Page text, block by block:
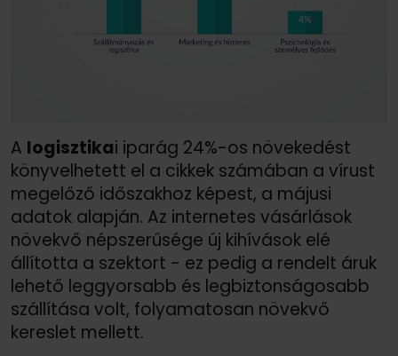
A logisztikai iparág 24%-os növekedést
könyvelhetett el a cikkek számában a vírust
megelőző időszakhoz képest, a májusi
adatok alapján. Az internetes vásárlások
növekvő népszerűsége új kihívások elé
állította a szektort - ez pedig a rendelt áruk
lehető leggyorsabb és legbiztonságosabb
szállítása volt, folyamatosan növekvő
kereslet mellett.